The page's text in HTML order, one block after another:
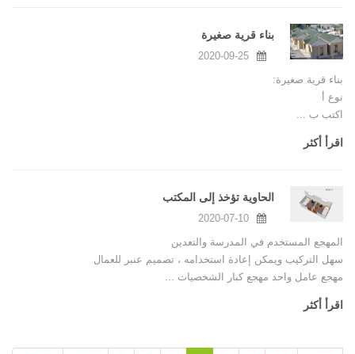
بناء قرية صغيرة
2020-09-25
بناء قرية صغيرة:
نوع أ
اكتب ب ...
اقرأ أكثر
الحاوية تؤخذ إلى المكتب
2020-07-10
المهجع المستخدم في المدرسة والتعدين
سهل التركيب ويمكن إعادة استخدامه ، تصميم عنبر للعمال
مهجع عامل واحد مهجع كبار الشخصيات ...
اقرأ أكثر